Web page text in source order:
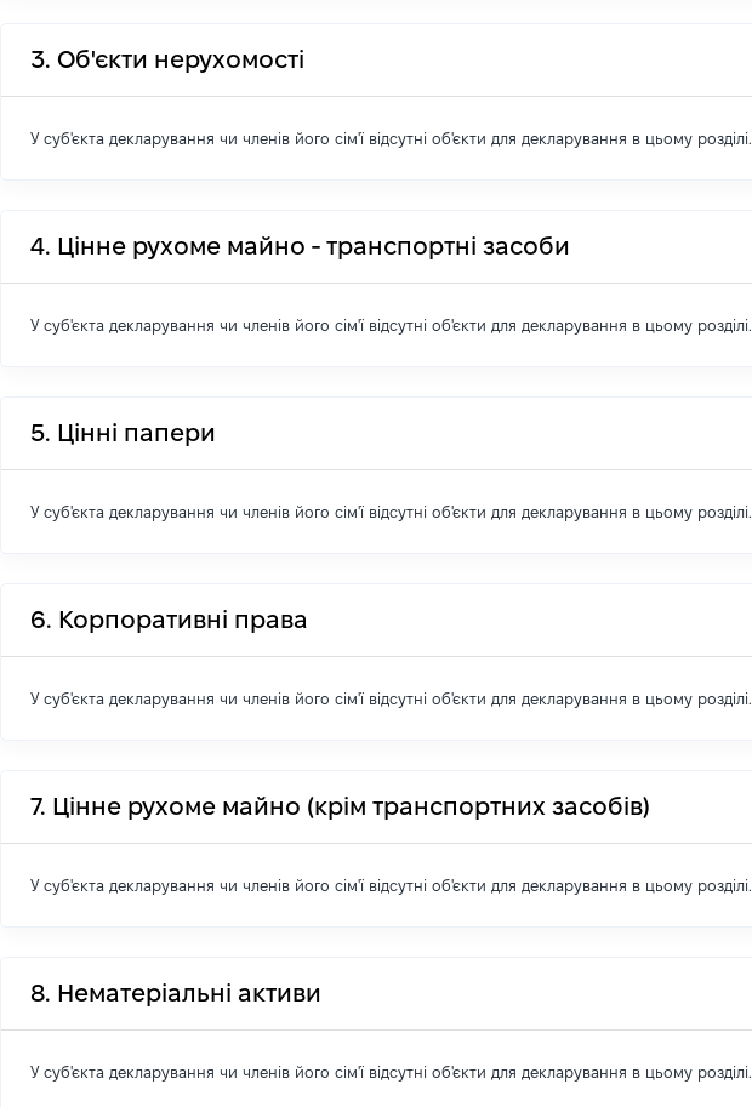
3. Об'єкти нерухомості
У суб'єкта декларування чи членів його сім'ї відсутні об'єкти для декларування в цьому розділі.
4. Цінне рухоме майно - транспортні засоби
У суб'єкта декларування чи членів його сім'ї відсутні об'єкти для декларування в цьому розділі.
5. Цінні папери
У суб'єкта декларування чи членів його сім'ї відсутні об'єкти для декларування в цьому розділі.
6. Корпоративні права
У суб'єкта декларування чи членів його сім'ї відсутні об'єкти для декларування в цьому розділі.
7. Цінне рухоме майно (крім транспортних засобів)
У суб'єкта декларування чи членів його сім'ї відсутні об'єкти для декларування в цьому розділі.
8. Нематеріальні активи
У суб'єкта декларування чи членів його сім'ї відсутні об'єкти для декларування в цьому розділі.